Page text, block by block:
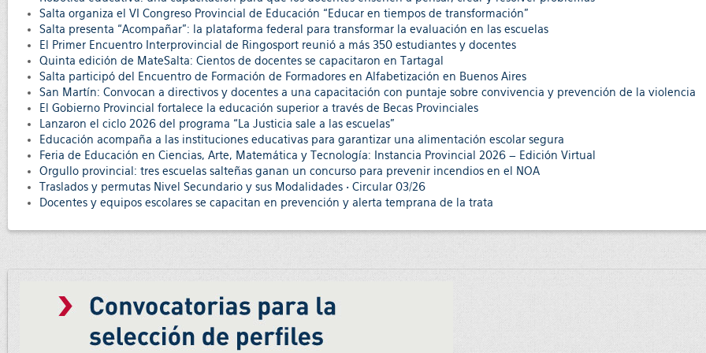
Salta organiza el VI Congreso Provincial de Educación “Educar en tiempos de transformación”
Salta presenta “Acompañar”: la plataforma federal para transformar la evaluación en las escuelas
El Primer Encuentro Interprovincial de Ringosport reunió a más 350 estudiantes y docentes
Quinta edición de MateSalta: Cientos de docentes se capacitaron en Tartagal
Salta participó del Encuentro de Formación de Formadores en Alfabetización en Buenos Aires
San Martín: Convocan a directivos y docentes a una capacitación con puntaje sobre convivencia y prevención de la violencia
El Gobierno Provincial fortalece la educación superior a través de Becas Provinciales
Lanzaron el ciclo 2026 del programa “La Justicia sale a las escuelas”
Educación acompaña a las instituciones educativas para garantizar una alimentación escolar segura
Feria de Educación en Ciencias, Arte, Matemática y Tecnología: Instancia Provincial 2026 – Edición Virtual
Orgullo provincial: tres escuelas salteñas ganan un concurso para prevenir incendios en el NOA
Traslados y permutas Nivel Secundario y sus Modalidades • Circular 03/26
Docentes y equipos escolares se capacitan en prevención y alerta temprana de la trata